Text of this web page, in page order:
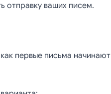
отправку ваших писем.
первые письма начинают